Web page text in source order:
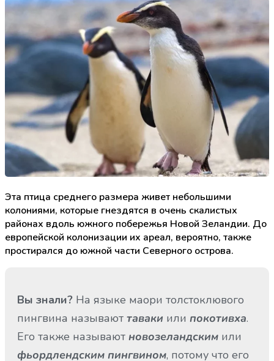
Эта птица среднего размера живет небольшими
колониями, которые гнездятся в очень скалистых
районах вдоль южного побережья Новой Зеландии. До
европейской колонизации их ареал, вероятно, также
простирался до южной части Северного острова.
Вы знали? На языке маори толстоклювого
пингвина называют таваки или покотивха.
Его также называют новозеландским или
фьордлендским пингвином, потому что его